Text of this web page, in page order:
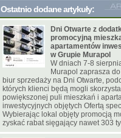
Ostatnio dodane artykuły:
Dni Otwarte z
promocyjną
apartamentów
w Grupie Murapol
W dniach 7-8
Murapol zaprasza
biur sprzedaży na Dni Otwarte,
których klienci będą mogli
powiększonej puli mieszkań i
inwestycyjnych objętych Ofertą
Wybierając lokal objęty promocją
zyskać rabat sięgający nawet 303